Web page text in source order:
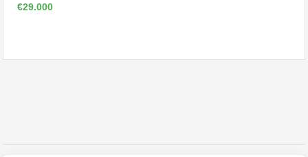
€29.000